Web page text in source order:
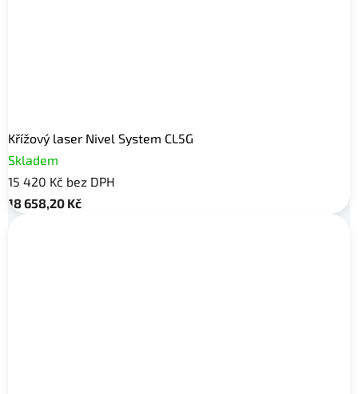
Křížový laser Nivel System CL5G
Skladem
15 420 Kč bez DPH
18 658,20 Kč